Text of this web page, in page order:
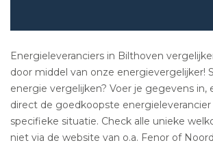
Energieleveranciers in Bilthoven
door middel van onze energievergelijker!
energie vergelijken? Voer je gegevens in,
direct de goedkoopste
specifieke situatie. Check alle unieke
niet via de website van o.a. Fenor of